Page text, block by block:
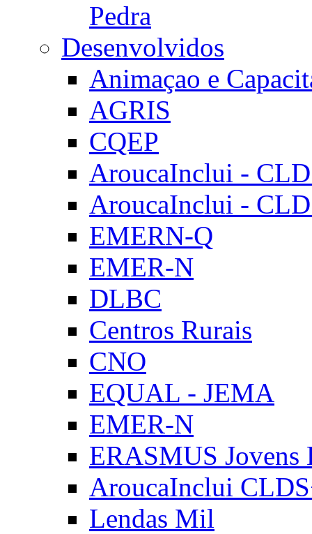
Pedra
Desenvolvidos
Animaçao e
AGRIS
CQEP
AroucaInclui -
AroucaInclui -
EMERN-Q
EMER-N
DLBC
Centros Rurais
CNO
EQUAL - JEMA
EMER-N
ERASMUS Jovens
AroucaInclui
Lendas Mil